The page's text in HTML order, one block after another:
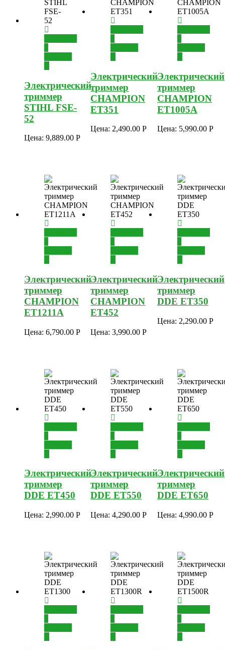
Электрический
триммер
STIHL FSE-
52
Цена: 9,889.00 Р
Электрический
триммер
CHAMPION
ET351
Цена:2,490.00Р
Электрический
триммер
CHAMPION
ET1005A
Цена: 5,990.00 Р
Электрический
триммер
CHAMPION
ET1211A
Цена: 6,790.00 Р
Электрический
триммер
CHAMPION
ET452
Цена:3,990.00Р
Электрический
триммер
DDE ET350
Цена: 2,290.00 Р
Электрический
триммер
DDE ET450
Цена: 2,990.00 Р
Электрический
триммер
DDE ET550
Цена:4,290.00Р
Электрический
триммер
DDE ET650
Цена: 4,990.00 Р